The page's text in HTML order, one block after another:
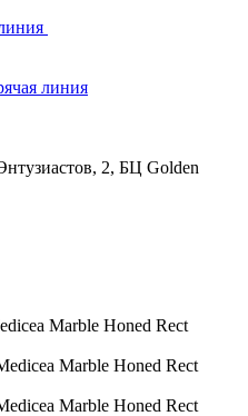
линия
2, БЦ Golden
Marble Honed Rect